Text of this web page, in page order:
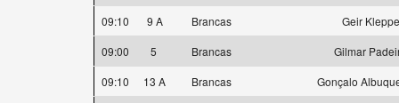
09:10
9 A Brancas
Geir Kleppe
09:00
5 Brancas
Gilmar
09:10
13 A Brancas
Gonçalo